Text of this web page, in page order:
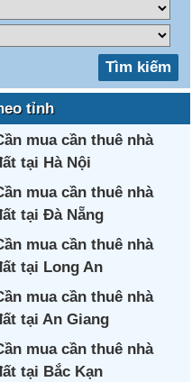
tỉnh
mua cần thuê nhà
tại Hà Nội
mua cần thuê nhà
tại Đà Nẵng
mua cần thuê nhà
tại Long An
mua cần thuê nhà
tại An Giang
mua cần thuê nhà
tại Bắc Kạn